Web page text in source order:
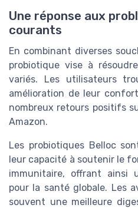
Une réponse aux
courants
En combinant diverses
probiotique vise à
variés. Les utilisateurs
amélioration de leur
nombreux retours positifs
Amazon.
Les probiotiques Belloc
leur capacité à soutenir le
immunitaire, offrant ainsi
pour la santé globale. Les
souvent une meilleure